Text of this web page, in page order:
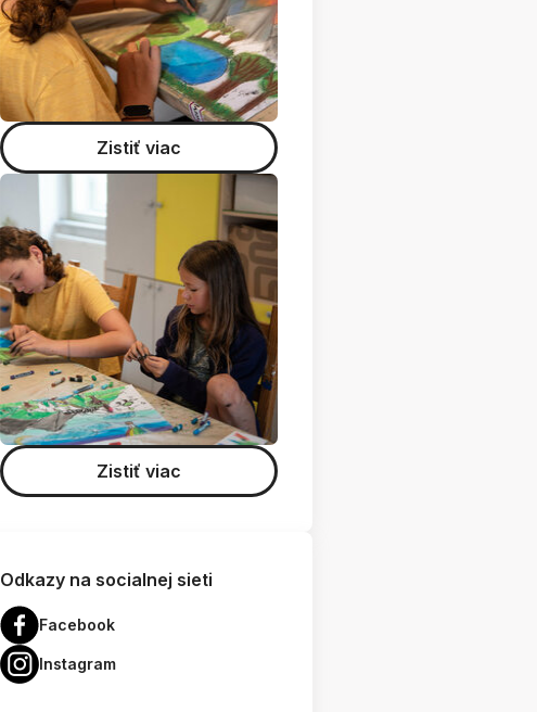
Ladislav Šichman - foto z výstavy Horizonty súčasnosti
(2007)
Zistiť viac
Zistiť viac
Odkazy na socialnej sieti
Facebook
Instagram